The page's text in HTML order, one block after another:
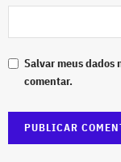
Salvar meus dados
comentar.